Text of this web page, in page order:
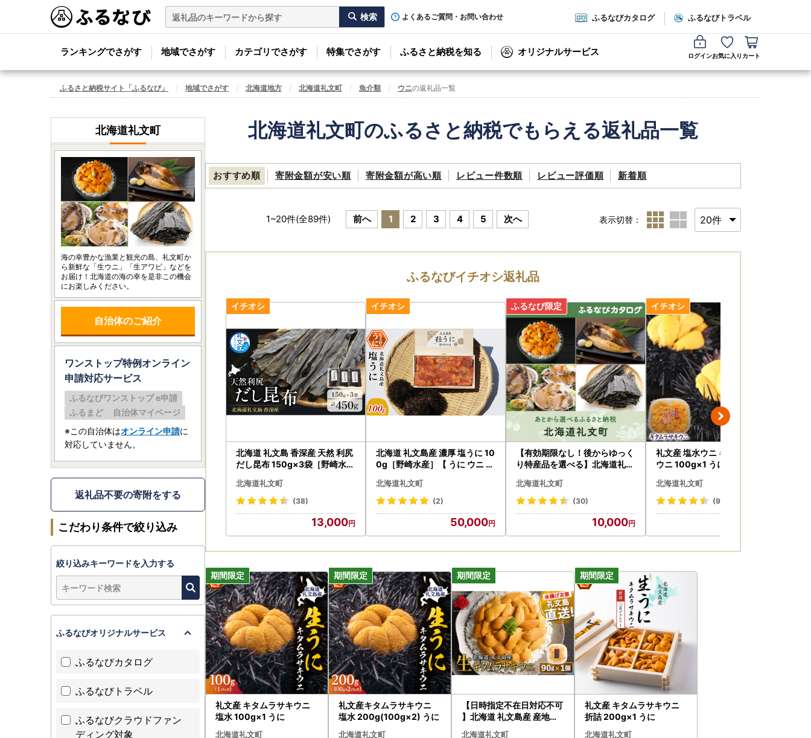
よくあるご質問・お問い合わせ ふるなびカタログ ふるなびトラベル
ランキングでさがす 地域でさがす カテゴリでさがす 特集でさがす ふるさと納税を知る オリジナルサービス ログインお気に入り カート
ふるさと納税サイト「ふるなび」 地域でさがす 北海道地方 北海道礼文町 魚介類 ウニの返礼品一覧
北海道礼文町のふるさと納税でもらえる返礼品一覧
おすすめ順 寄附金額が安い順 寄附金額が高い順 レビュー件数順 レビュー評価順 新着順
1~20件(全89件) 前へ 1 2 3 4 5 次へ 表示切替：
ふるなびイチオシ返礼品
北海道 礼文島 香深産 天然 利尻
だし昆布 150g×3袋［野崎水産
天然 利尻昆布 香深産 海藻 和食
煮物 旨味 】
北海道礼文町
(38)
13,000
北海道 礼文島産 濃厚 塩うに 10
0g［野崎水産］【 うに ウニ 雲
飯のお供 】
北海道礼文町
(2)
50,000
【有効期限なし！後からゆっく
り特産品を選べる】北海道礼文
北海道礼文町
(30)
10,000
礼文産 塩水ウニ キタムラサキ
ウニ 100g×1 うに
北海道礼文町
(92)
礼文産 キタムラサキウニ
塩水 100g×1 うに
北海道礼文町
礼文産キタムラサキウニ
塩水 200g(100g×2) うに
北海道礼文町
【日時指定不在日対応不可
】北海道 礼文島産 産地直
送 鮮度抜群 塩水 生キタム
北海道礼文町
礼文産 キタムラサキウニ
折詰 200g×1 うに
北海道礼文町
北海道礼文町
海の幸豊かな漁業と観光の島、礼文町か
ら新鮮な「生ウニ」「生アワビ」などを
お届け！北海道の海の幸を是非この機会
にお楽しみください。
自治体のご紹介
ワンストップ特例オンライン
申請対応サービス
ふるなびワンストップ e申請
ふるまど
自治体マイページ
※この自治体はオンライン申請に
対応していません。
返礼品不要の寄附をする
こだわり条件で絞り込み
絞り込みキーワードを入力する
ふるなびオリジナルサービス
ふるなびカタログ
ふるなびトラベル
ふるなびクラウドファン
ディング対象